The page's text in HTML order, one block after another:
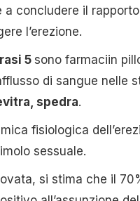
concludere il
l’erezione.
5 sono farmaciin
di sangue
spedra.
fisiologica
sessuale.
si stima che il